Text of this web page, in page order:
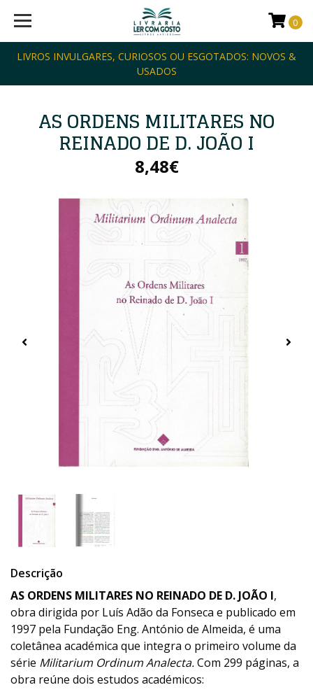
LIVROS INVULGARES, CURIOSOS OU ESGOTADOS: NOVOS &
USADOS
0
AS ORDENS MILITARES NO
REINADO DE D. JOÃO I
8,48€
Descrição
AS ORDENS MILITARES NO REINADO DE D. JOÃO I,
obra dirigida por Luís Adão da Fonseca e publicado em
1997 pela Fundação Eng. António de Almeida, é uma
coletânea académica que integra o primeiro volume da
série Militarium Ordinum Analecta.Com 299 páginas, a
obra reúne dois estudos académicos: